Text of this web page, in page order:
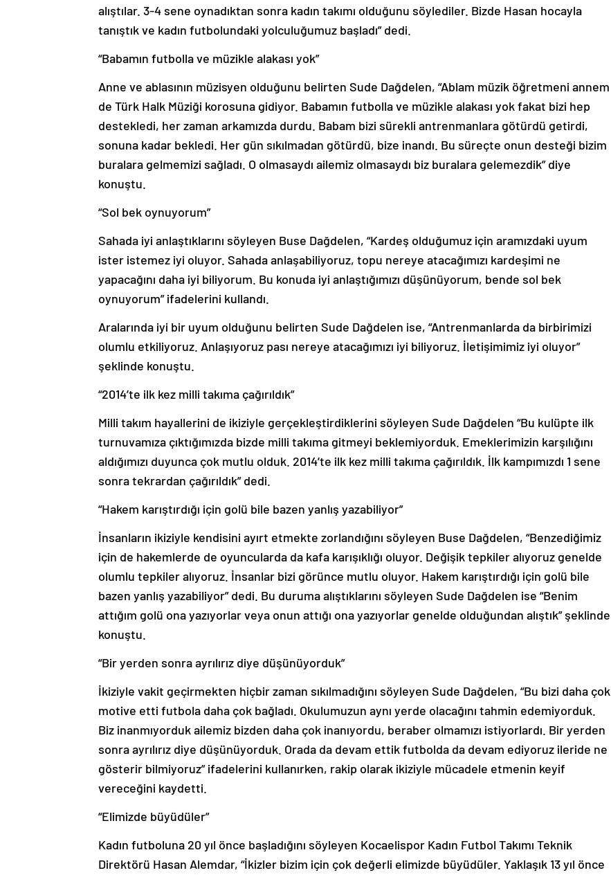
alıştılar. 3-4 sene oynadıktan sonra kadın takımı olduğunu söylediler. Bizde Hasan hocayla
tanıştık ve kadın futbolundaki yolculuğumuz başladı” dedi.
“Babamın futbolla ve müzikle alakası yok”
Anne ve ablasının müzisyen olduğunu belirten Sude Dağdelen, “Ablam müzik öğretmeni annem
de Türk Halk Müziği korosuna gidiyor. Babamın futbolla ve müzikle alakası yok fakat bizi hep
destekledi, her zaman arkamızda durdu. Babam bizi sürekli antrenmanlara götürdü getirdi,
sonuna kadar bekledi. Her gün sıkılmadan götürdü, bize inandı. Bu süreçte onun desteği bizim
buralara gelmemizi sağladı. O olmasaydı ailemiz olmasaydı biz buralara gelemezdik” diye
konuştu.
“Sol bek oynuyorum”
Sahada iyi anlaştıklarını söyleyen Buse Dağdelen, “Kardeş olduğumuz için aramızdaki uyum
ister istemez iyi oluyor. Sahada anlaşabiliyoruz, topu nereye atacağımızı kardeşimi ne
yapacağını daha iyi biliyorum. Bu konuda iyi anlaştığımızı düşünüyorum, bende sol bek
oynuyorum” ifadelerini kullandı.
Aralarında iyi bir uyum olduğunu belirten Sude Dağdelen ise, “Antrenmanlarda da birbirimizi
olumlu etkiliyoruz. Anlaşıyoruz pası nereye atacağımızı iyi biliyoruz. İletişimimiz iyi oluyor”
şeklinde konuştu.
“2014’te ilk kez milli takıma çağırıldık”
Milli takım hayallerini de ikiziyle gerçekleştirdiklerini söyleyen Sude Dağdelen “Bu kulüpte ilk
turnuvamıza çıktığımızda bizde milli takıma gitmeyi beklemiyorduk. Emeklerimizin karşılığını
aldığımızı duyunca çok mutlu olduk. 2014’te ilk kez milli takıma çağırıldık. İlk kampımızdı 1 sene
sonra tekrardan çağırıldık” dedi.
“Hakem karıştırdığı için golü bile bazen yanlış yazabiliyor”
İnsanların ikiziyle kendisini ayırt etmekte zorlandığını söyleyen Buse Dağdelen, “Benzediğimiz
için de hakemlerde de oyuncularda da kafa karışıklığı oluyor. Değişik tepkiler alıyoruz genelde
olumlu tepkiler alıyoruz. İnsanlar bizi görünce mutlu oluyor. Hakem karıştırdığı için golü bile
bazen yanlış yazabiliyor” dedi. Bu duruma alıştıklarını söyleyen Sude Dağdelen ise “Benim
attığım golü ona yazıyorlar veya onun attığı ona yazıyorlar genelde olduğundan alıştık” şeklinde
konuştu.
“Bir yerden sonra ayrılırız diye düşünüyorduk”
İkiziyle vakit geçirmekten hiçbir zaman sıkılmadığını söyleyen Sude Dağdelen, “Bu bizi daha çok
motive etti futbola daha çok bağladı. Okulumuzun aynı yerde olacağını tahmin edemiyorduk.
Biz inanmıyorduk ailemiz bizden daha çok inanıyordu, beraber olmamızı istiyorlardı. Bir yerden
sonra ayrılırız diye düşünüyorduk. Orada da devam ettik futbolda da devam ediyoruz ileride ne
gösterir bilmiyoruz” ifadelerini kullanırken, rakip olarak ikiziyle mücadele etmenin keyif
vereceğini kaydetti.
“Elimizde büyüdüler”
Kadın futboluna 20 yıl önce başladığını söyleyen Kocaelispor Kadın Futbol Takımı Teknik
Direktörü Hasan Alemdar, “İkizler bizim için çok değerli elimizde büyüdüler. Yaklaşık 13 yıl önce